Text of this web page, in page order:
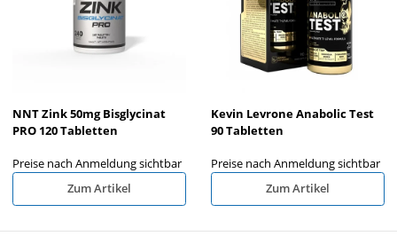
NNT Zink 50mg Bisglycinat
PRO 120 Tabletten
Preise nach Anmeldung sichtbar
Zum Artikel
Kevin Levrone Anabolic Test
90 Tabletten
Preise nach Anmeldung sichtbar
Zum Artikel